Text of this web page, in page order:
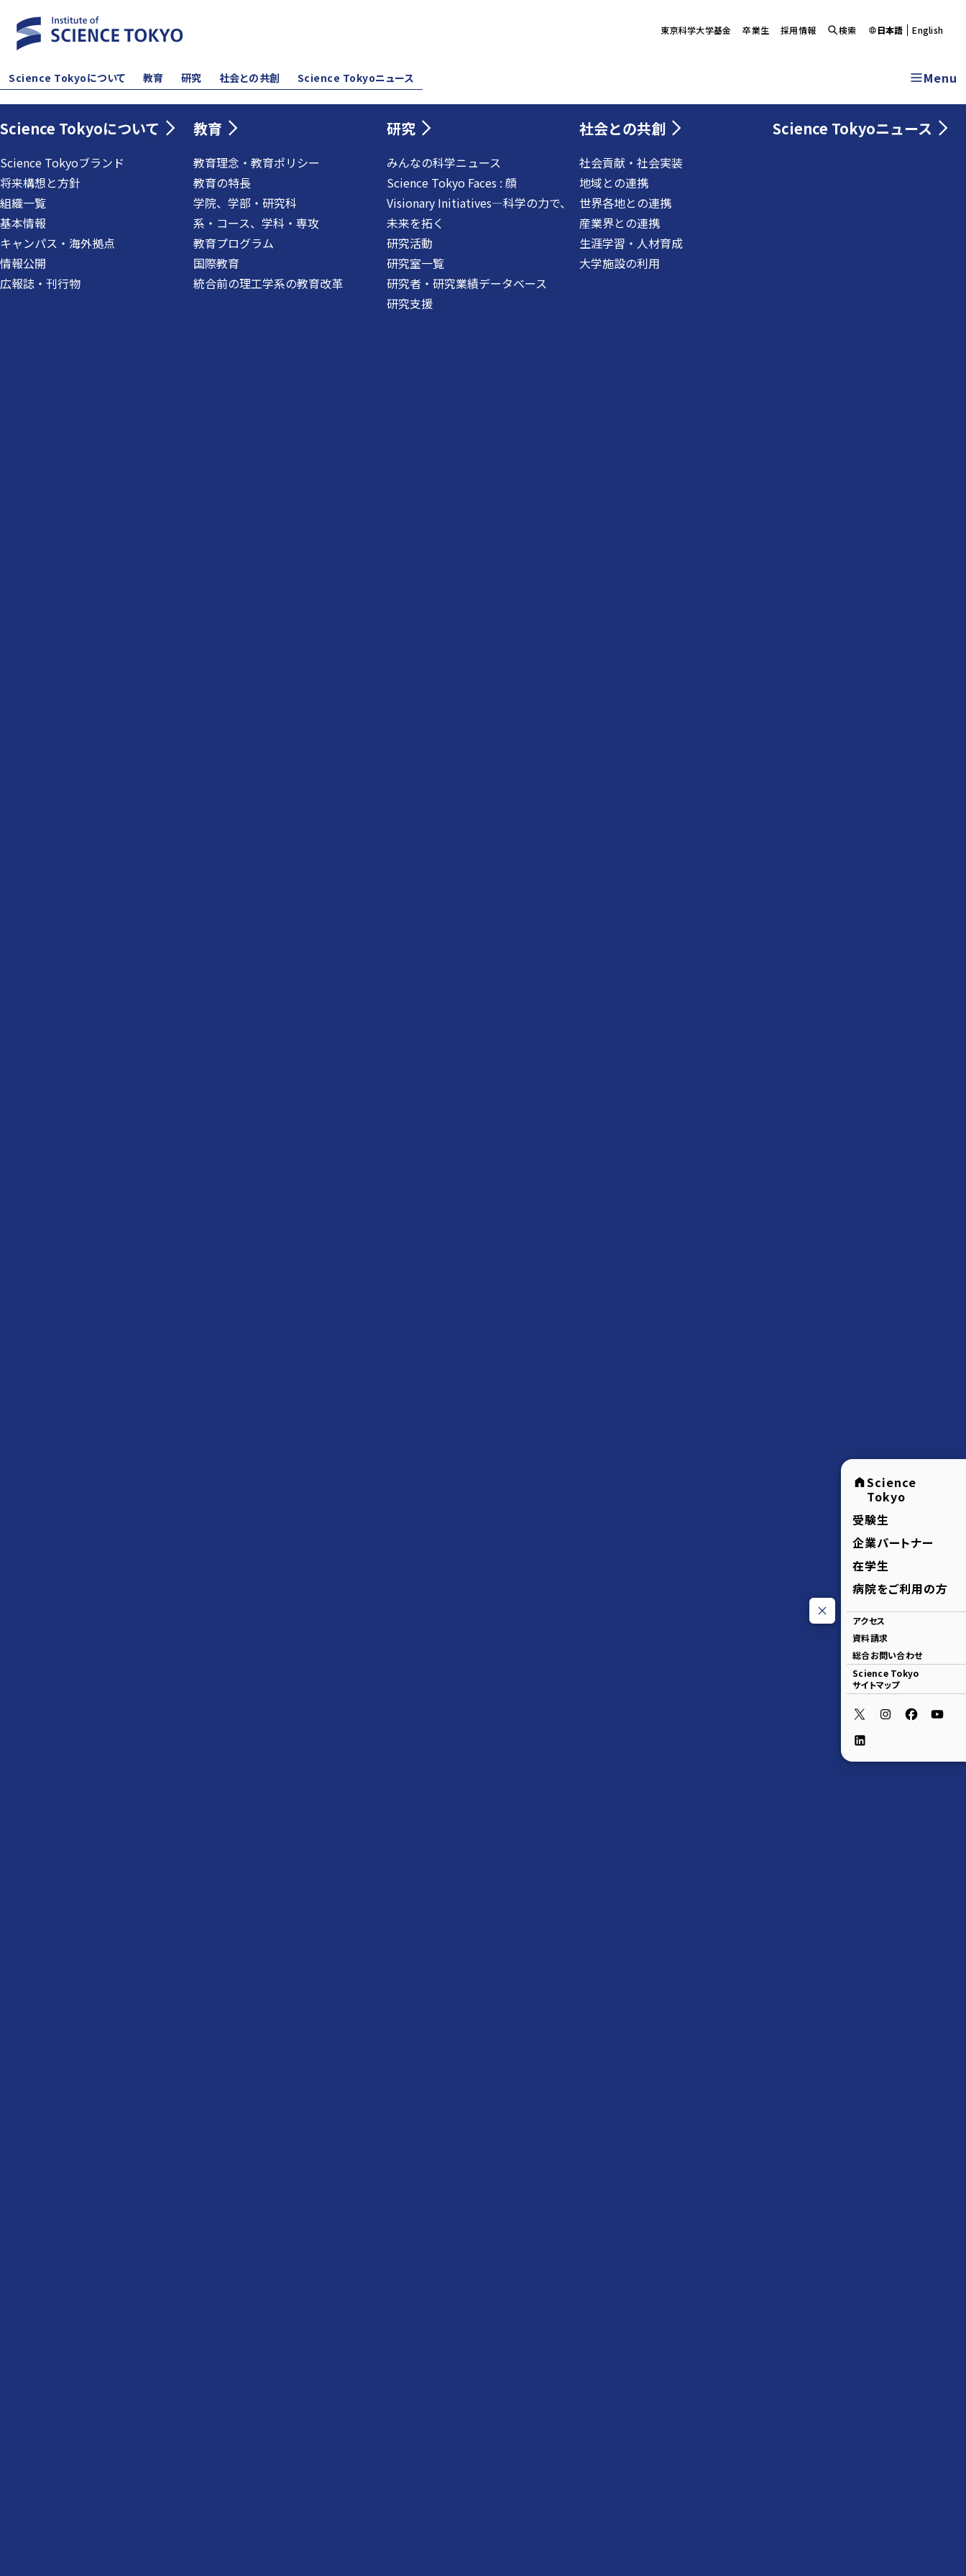
Science Tokyoについて 教育 研究 社会との共創 Science Tokyoニュース Menu
Science Tokyoについて
Science Tokyoブランド
将来構想と方針
組織一覧
基本情報
キャンパス・海外拠点
情報公開
広報誌・刊行物
教育
教育理念・教育ポリシー
教育の特長
学院、学部・研究科
系・コース、学科・専攻
教育プログラム
国際教育
統合前の理工学系の教育改革
研究
みんなの科学ニュース
Science Tokyo Faces : 顔
Visionary Initiatives―科学の力で、
未来を拓く
研究活動
研究室一覧
研究者・研究業績データベース
研究支援
社会との共創
社会貢献・社会実装
地域との連携
世界各地との連携
産業界との連携
生涯学習・人材育成
大学施設の利用
Science Tokyoニュース
東京科学大学基金 卒業生 採用情報 検索 日本語 English
Science
Tokyo
受験生
企業パートナー
在学生
病院をご利用の方
アクセス
資料請求
総合お問い合わせ
Science Tokyo
サイトマップ